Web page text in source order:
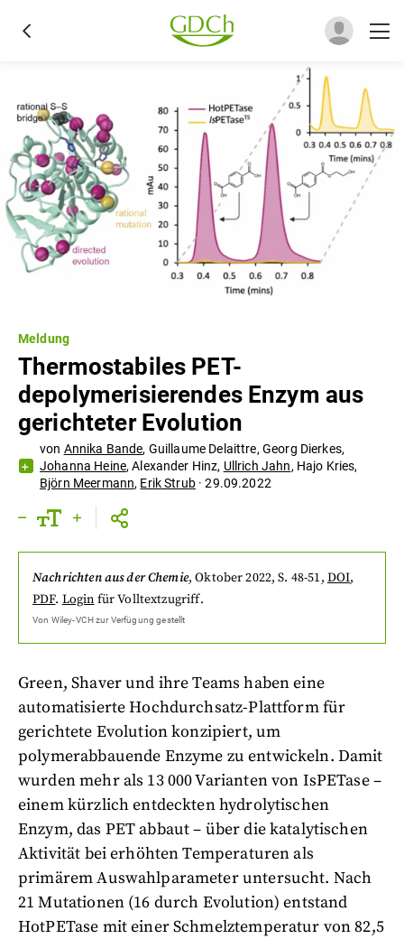
Meldung
Thermostabiles PET-
depolymerisierendes Enzym aus
gerichteter Evolution
von Annika Bande, Guillaume Delaittre, Georg Dierkes,
Johanna Heine,Alexander Hinz, Ullrich Jahn, Hajo Kries,
Björn Meermann, Erik Strub·29.09.2022
Nachrichten aus der Chemie,Oktober 2022, S. 48-51, DOI,
PDF. Login für Volltextzugriff.
Von Wiley-VCHzur Verfügung gestellt
Green, Shaver und ihre Teams haben eine
automatisierte Hochdurchsatz-Plattform für
gerichtete Evolution konzipiert, um
polymerabbauende Enzyme zu entwickeln. Damit
wurden mehr als 13 000 Varianten von IsPETase –
einem kürzlich entdeckten hydrolytischen
Enzym, das PET abbaut – über die katalytischen
Aktivität bei erhöhten Temperaturen als
primärem Auswahlparameter untersucht. Nach
21 Mutationen (16 durch Evolution) entstand
HotPETase mit einer Schmelztemperatur von 82,5